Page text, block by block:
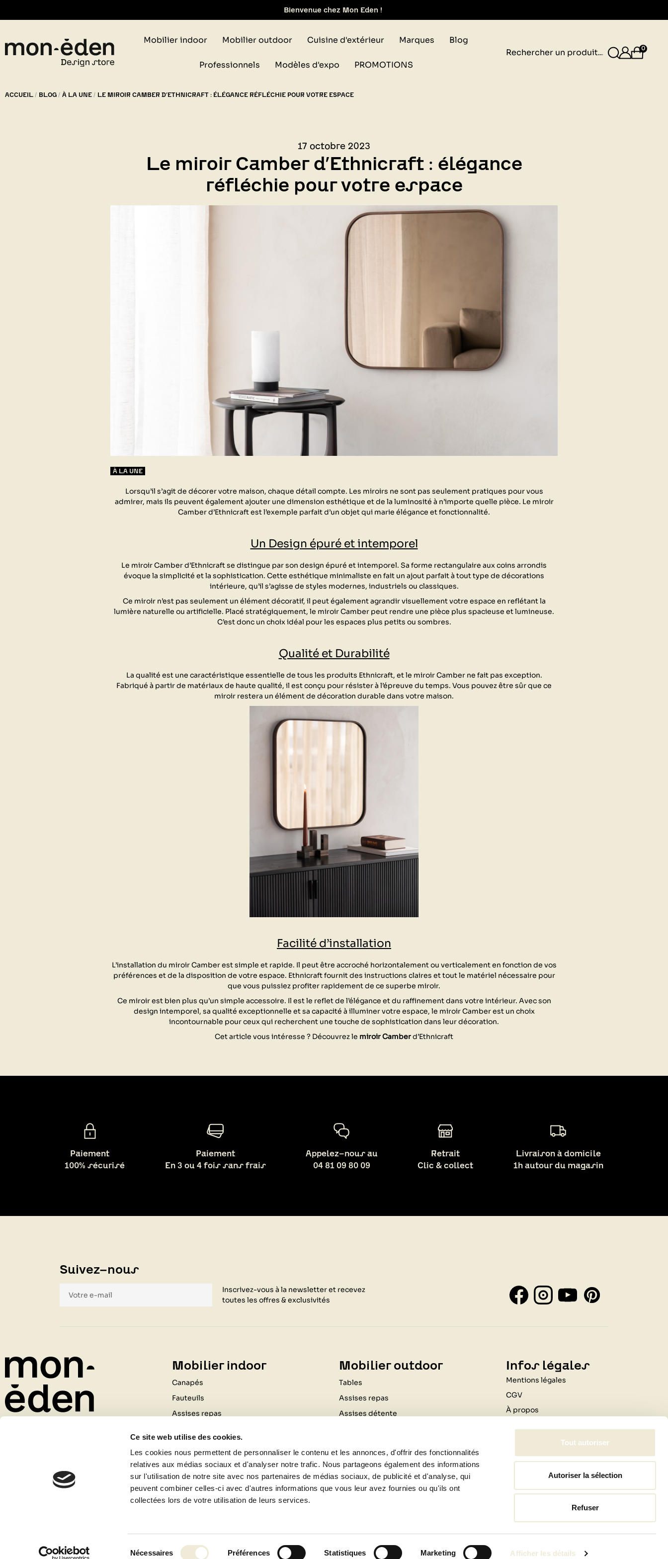
Ce site web utilise des cookies.
Les cookies nous permettent de personnaliser le contenu et les annonces, d'offrir des fonctionnalités
relatives aux médias sociaux et d'analyser notre trafic. Nous partageons également des informations
sur l'utilisation de notre site avec nos partenaires de médias sociaux, de publicité et d'analyse, qui
peuvent combiner celles-ci avec d'autres informations que vous leur avez fournies ou qu'ils ont
collectées lors de votre utilisation de leurs services.
Nécessaires Préférences Statistiques Marketing Afficher les détails
Tout autoriser
Autoriser la sélection
Refuser
Bienvenue chez Mon Eden !
Mobilier indoor Mobilier outdoor Cuisine d'extérieur Marques Blog
Professionnels Modèles d'expo PROMOTIONS
0
ACCUEIL BLOG À LA UNE LE MIROIR CAMBER D’ETHNICRAFT : ÉLÉGANCE RÉFLÉCHIE POUR VOTRE ESPACE
17 octobre 2023
Le miroir Camber d’Ethnicraft : élégance
réfléchie pour votre espace
À LA UNE
Lorsqu’il s’agit de décorer votre maison, chaque détail compte. Les miroirs ne sont pas seulement pratiques pour vous
admirer, mais ils peuvent également ajouter une dimension esthétique et de la luminosité à n’importe quelle pièce. Le miroir
Camber d’Ethnicraft est l’exemple parfait d’un objet qui marie élégance et fonctionnalité.
Un Design épuré et intemporel
Le miroir Camber d’Ethnicraft se distingue par son design épuré et intemporel. Sa forme rectangulaire aux coins arrondis
évoque la simplicité et la sophistication. Cette esthétique minimaliste en fait un ajout parfait à tout type de décorations
intérieure, qu’il s’agisse de styles modernes, industriels ou classiques.
Ce miroir n’est pas seulement un élément décoratif, il peut également agrandir visuellement votre espace en reflétant la
lumière naturelle ou artificielle. Placé stratégiquement, le miroir Camber peut rendre une pièce plus spacieuse et lumineuse.
C’est donc un choix idéal pour les espaces plus petits ou sombres.
Qualité et Durabilité
La qualité est une caractéristique essentielle de tous les produits Ethnicraft, et le miroir Camber ne fait pas exception.
Fabriqué à partir de matériaux de haute qualité, il est conçu pour résister à l’épreuve du temps. Vous pouvez être sûr que ce
miroir restera un élément de décoration durable dans votre maison.
Facilité d’installation
L’installation du miroir Camber est simple et rapide. Il peut être accroché horizontalement ou verticalement en fonction de vos
préférences et de la disposition de votre espace. Ethnicraft fournit des instructions claires et tout le matériel nécessaire pour
que vous puissiez profiter rapidement de ce superbe miroir.
Ce miroir est bien plus qu’un simple accessoire. Il est le reflet de l’élégance et du raffinement dans votre intérieur. Avec son
design intemporel, sa qualité exceptionnelle et sa capacité à illuminer votre espace, le miroir Camber est un choix
incontournable pour ceux qui recherchent une touche de sophistication dans leur décoration.
Cet article vous intéresse ? Découvrez le miroir Camberd’Ethnicraft
Paiement
100% sécurisé
Paiement
En 3 ou 4 fois sans frais
Appelez-nous au
04 81 09 80 09
Retrait
Clic & collect
Livraison à domicile
1h autour du magasin
Suivez-nous
Inscrivez-vous à la newsletter et recevez
toutes les offres & exclusivités
04 81 09 80 09
Mobilier indoor
Canapés
Fauteuils
Assises repas
Bureaux
Luminaires
Tapis
Mobilier outdoor
Tables
Assises repas
Assises détente
Cuisine d'extérieur
Chauffages d'extérieur
Bougies et senteurs
Infos légales
Mentions légales
CGV
À propos
Professionnels